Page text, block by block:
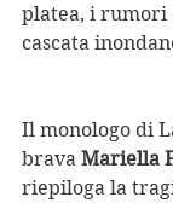
platea, i rumori
cascata
Il monologo di
brava Mariella
riepiloga la